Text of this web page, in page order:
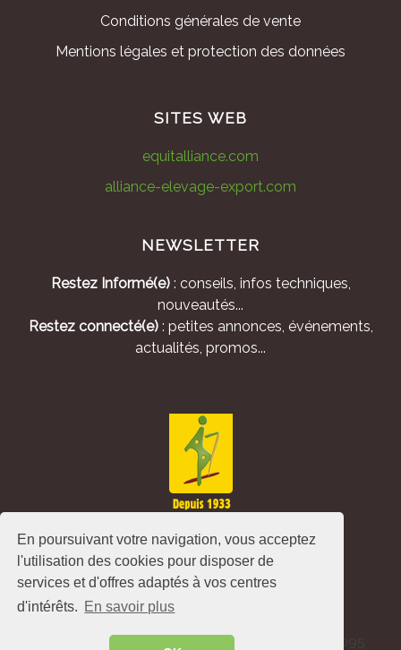
En poursuivant votre navigation, vous acceptez
l'utilisation des cookies pour disposer de
services et d'offres adaptés à vos centres
d'intérêts. En savoir plus
Conditions générales de vente
Mentions légales et protection des données
SITES WEB
equitalliance.com
alliance-elevage-export.com
NEWSLETTER
Restez Informé(e): conseils, infos techniques,
nouveautés...
Restez connecté(e): petites annonces, événements,
actualités, promos...
Alliance Pastorale - Avenue de l'Europe - CS 80095